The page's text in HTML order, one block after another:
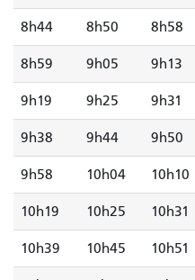
8h44 8h50 8h58
8h59 9h05 9h13
9h19 9h25 9h31
9h38 9h44 9h50
9h58 10h04 10h10
10h19 10h25 10h31
10h39 10h45 10h51